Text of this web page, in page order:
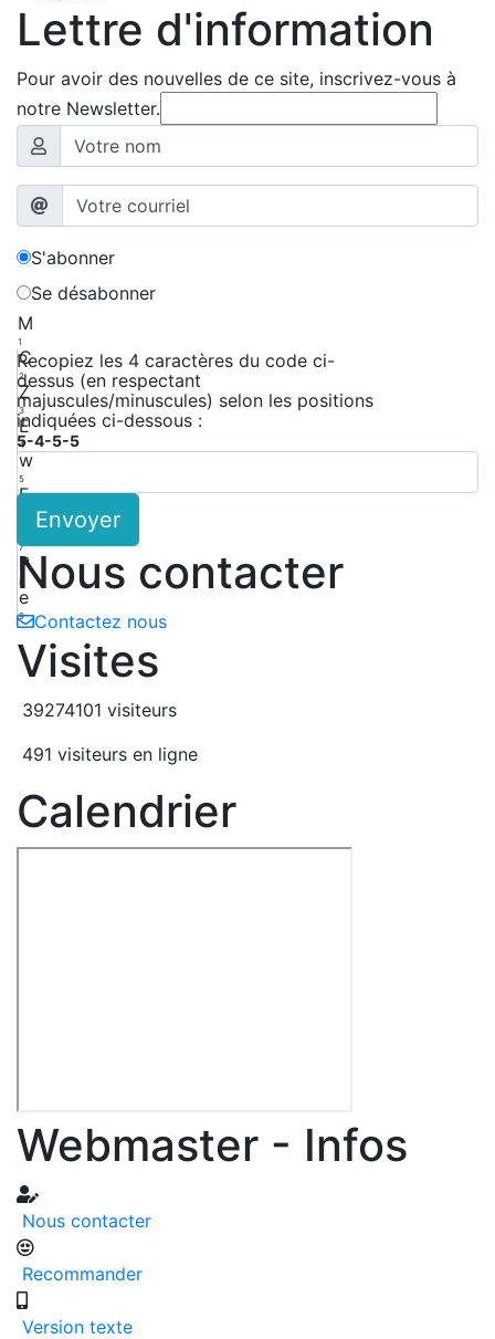
Lettre d'information
Pour avoir des nouvelles de ce site, inscrivez-vous à
notre Newsletter.
S'abonner
Se désabonner
M
1
C
2
Z
3
E
4
w
5
F
7
P
8
e
9
Recopiez les 4 caractères du code ci-
dessus (en respectant
majuscules/minuscules) selon les positions
indiquées ci-dessous :
5-4-5-5
Envoyer
Nous contacter
Contactez nous
Visites
39274101 visiteurs
491 visiteurs en ligne
Calendrier
Webmaster - Infos
Nous contacter
Recommander
Version texte